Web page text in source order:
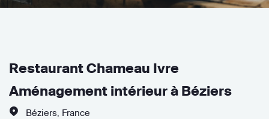
Restaurant Chameau Ivre
Aménagement intérieur à Béziers
Béziers France